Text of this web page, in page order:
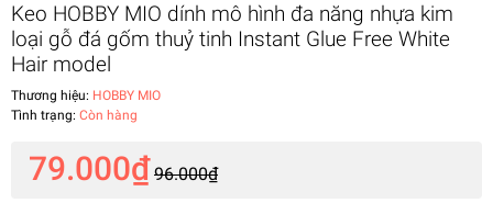
Keo HOBBY MIO dính mô hình đa năng nhựa kim
loại gỗ đá gốm thuỷ tinh Instant Glue Free White
Hair model
Thương hiệu: HOBBY MIO
Tình trạng: Còn hàng
79.000₫ 96.000₫